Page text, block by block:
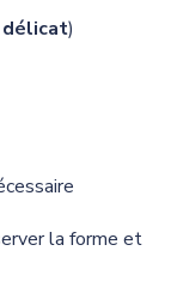
délicat)
la forme et